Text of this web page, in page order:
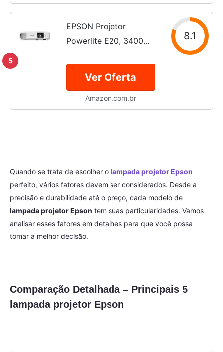
5
EPSON Projetor
Powerlite E20, 3400
8.1
Ver Oferta
Amazon.com.br
Quando se trata de escolher o lampada projetor Epson
perfeito, vários fatores devem ser considerados. Desde a
precisão e durabilidade até o preço, cada modelo de
lampada projetor Epson tem suas particularidades. Vamos
analisar esses fatores em detalhes para que você possa
tomar a melhor decisão.
Comparação Detalhada – Principais 5
lampada projetor Epson